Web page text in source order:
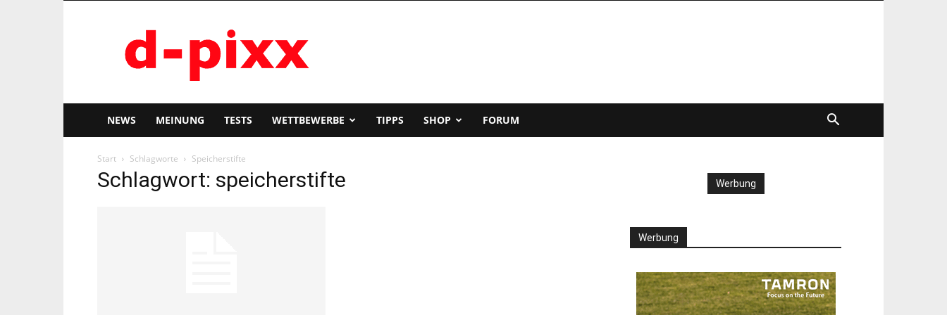
pixx
NEWS MEINUNG TESTS WETTBEWERBE TIPPS SHOP FORUM
Start Schlagworte Speicherstifte
Schlagwort: speicherstifte Werbung
Werbung